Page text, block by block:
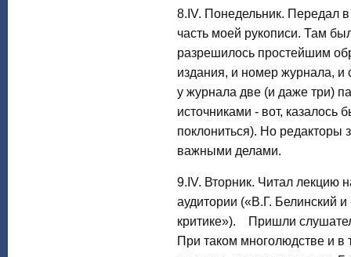
8.IV. Понедельник. Передал в
часть моей рукописи. Там
разрешилось простейшим
издания, и номер журнала, и
у журнала две (и даже три)
источниками - вот, казалось
поклониться). Но редакторы
важными делами.
9.IV. Вторник. Читал лекцию
аудитории («В.Г. Белинский
критике»). Пришли
При таком многолюдстве и в